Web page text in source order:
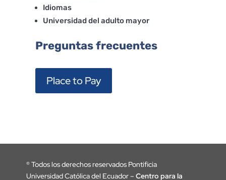
Idiomas
Universidad del adulto mayor
Preguntas frecuentes
Place to Pay
®Todos los derechos reservados Pontificia
Universidad Católica del Ecuador – Centro para la